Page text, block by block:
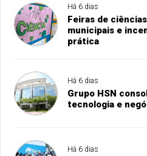
Há 6 dias
Feiras de
municipais e
prática
Há 6 dias
Grupo HSN
tecnologia e
Há 6 dias